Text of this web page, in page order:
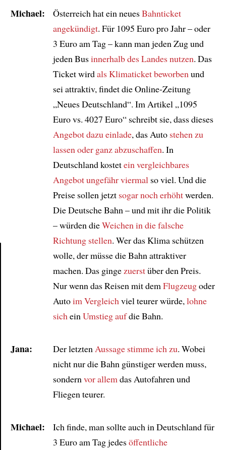
Michael: Österreich hat ein neuesBahnticket
angekündigt. Für 1095 Euro pro Jahr – oder
3 Euro am Tag – kann man jeden Zug und
jeden Businnerhalb des Landesnutzen. Das
Ticket wirdals Klimaticket beworben und
sei attraktiv, findet die Online-Zeitung
„Neues Deutschland“. Im Artikel „1095
Euro vs. 4027 Euro“ schreibt sie, dass dieses
Angebotdazu einlade, das Auto stehen zu
lassen oder ganz abzuschaffen. In
Deutschland kostetein vergleichbares
Angebotungefährviermal so viel. Und die
Preise sollen jetzt sogar noch erhöhtwerden.
Die Deutsche Bahn – und mit ihr die Politik
– würden dieWeichen in die falsche
Richtung stellen. Wer das Klima schützen
wolle, der müsse die Bahn attraktiver
machen. Das ginge zuerstüber den Preis.
Nur wenn das Reisen mit dem Flugzeugoder
Autoim Vergleich viel teurer würde, lohne
sich ein Umstieg aufdie Bahn.
Jana: Der letzten Aussage stimme ich zu. Wobei
nicht nur die Bahn günstiger werden muss,
sondern vor allem das Autofahren und
Fliegen teurer.
Michael:
Ich finde, man sollte auch in Deutschland für
3 Euro am Tag jedesöffentliche